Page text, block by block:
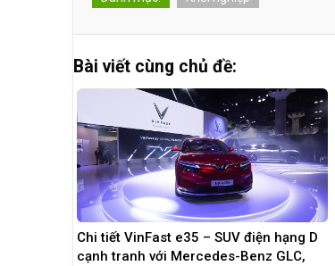
Bài viết cùng chủ đề:
Chi tiết VinFast e35 – SUV điện hạng D
cạnh tranh với Mercedes-Benz GLC,